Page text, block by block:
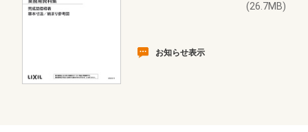
(26.7MB)
お知らせ表示